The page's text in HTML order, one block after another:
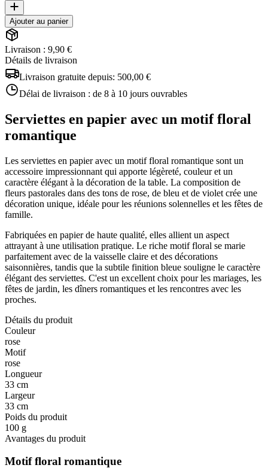
Ajouter au panier
Livraison : 9,90 €
Détails de livraison
Livraison gratuite depuis: 500,00 €
Délai de livraison : de 8 à 10 jours ouvrables
Serviettes en papier avec un motif floral
romantique
Les serviettes en papier avec un motif floral romantique sont un
accessoire impressionnant qui apporte légèreté, couleur et un
caractère élégant à la décoration de la table. La composition de
fleurs pastorales dans des tons de rose, de bleu et de violet crée une
décoration unique, idéale pour les réunions solennelles et les fêtes de
famille.
Fabriquées en papier de haute qualité, elles allient un aspect
attrayant à une utilisation pratique. Le riche motif floral se marie
parfaitement avec de la vaisselle claire et des décorations
saisonnières, tandis que la subtile finition bleue souligne le caractère
élégant des serviettes. C'est un excellent choix pour les mariages, les
fêtes de jardin, les dîners romantiques et les rencontres avec les
proches.
Détails du produit
Couleur
rose
Motif
rose
Longueur
33 cm
Largeur
33 cm
Poids du produit
100 g
Avantages du produit
Motif floral romantique